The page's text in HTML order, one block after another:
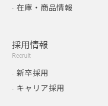
在庫・商品情報
採用情報
Recruit
新卒採用
キャリア採用